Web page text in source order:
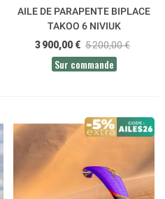
AILE DE PARAPENTE BIPLACE
TAKOO 6 NIVIUK
3 900,00 € 5 200,00 €
Sur commande